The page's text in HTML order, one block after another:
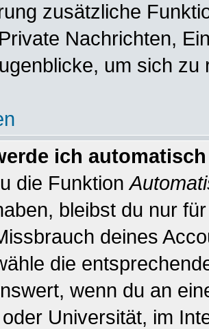
zusätzliche
Nachrichten,
um sich
ich
die Funktion
bleibst du nur
deines
die
wenn du an
Universität, im